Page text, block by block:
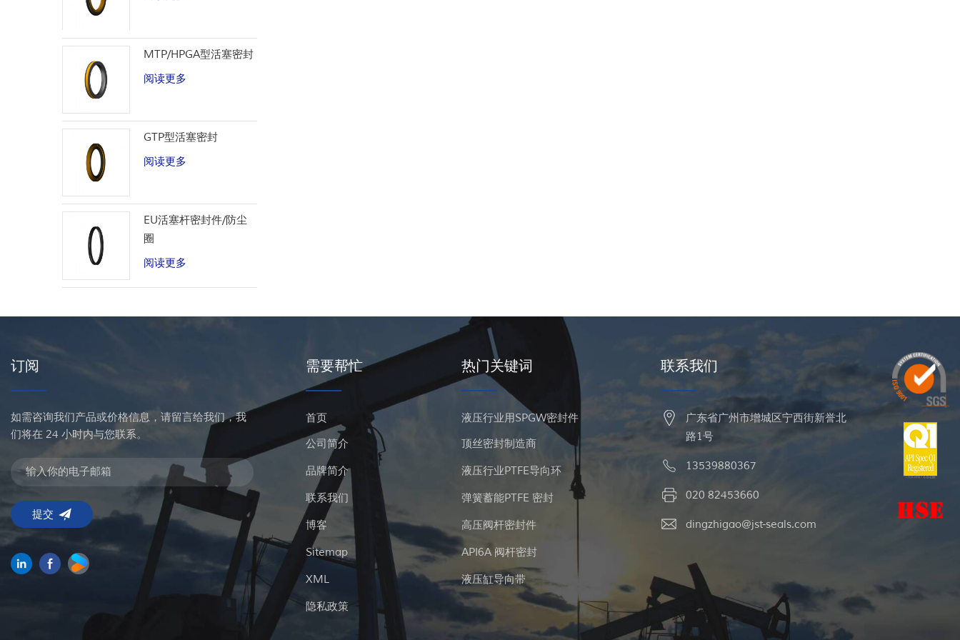
MTP/HPGA型活塞密封
阅读更多
GTP型活塞密封
阅读更多
EU活塞杆密封件/防尘
圈
阅读更多
订阅
如需咨询我们产品或价格信息，请留言给我们，我
们将在 24 小时内与您联系。
需要帮忙
首页
公司简介
品牌简介
联系我们
博客
Sitemap
XML
隐私政策
热门关键词
液压行业用SPGW密封件
顶丝密封制造商
液压行业PTFE导向环
弹簧蓄能PTFE 密封
高压阀杆密封件
API6A 阀杆密封
液压缸导向带
联系我们
广东省广州市增城区宁西街新誉北
路1号
13539880367
020 82453660
dingzhigao@jst-seals.com